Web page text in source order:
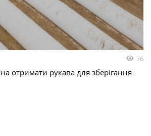
76
отримати рукава для зберігання